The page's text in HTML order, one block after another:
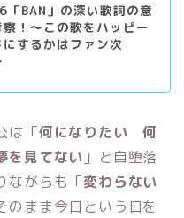
「BAN」の深い歌詞の意
察！〜この歌をハッピー
にするかはファン次
は「何になりたい 何
見てない 」と自堕落
ながらも「変わらない
のまま今日という日を